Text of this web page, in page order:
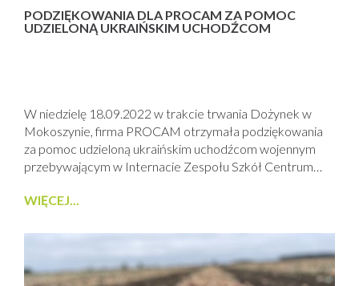
PODZIĘKOWANIA DLA PROCAM ZA POMOC
UDZIELONĄ UKRAIŃSKIM UCHODŹCOM
W niedzielę 18.09.2022 w trakcie trwania Dożynek w
Mokoszynie, firma PROCAM otrzymała podziękowania
za pomoc udzieloną ukraińskim uchodźcom wojennym
przebywającym w Internacie Zespołu Szkół Centrum
Sandomierzu. W ramach wsparcia przekazaliśmy 10
WIĘCEJ...